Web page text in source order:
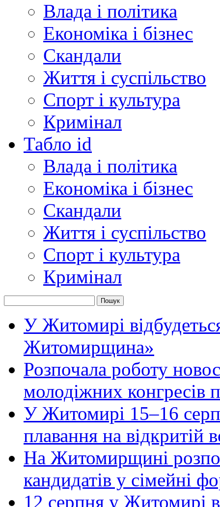
Влада і політика
Економіка і бізнес
Скандали
Життя і суспільство
Спорт і культура
Кримінал
Табло id
Влада і політика
Економіка і бізнес
Скандали
Життя і суспільство
Спорт і культура
Кримінал
У Житомирі
Житомирщина»
Розпочала роботу
молодіжних конгресів
У Житомирі 15–16
плавання на відкритій
На Житомирщині
кандидатів у сімейні
12 серпня у Житомирі